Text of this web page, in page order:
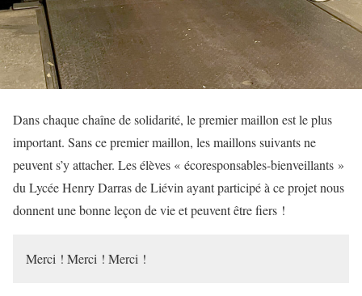
Dans chaque chaîne de solidarité, le premier maillon est le plus
important. Sans ce premier maillon, les maillons suivants ne
peuvent s’y attacher. Les élèves « écoresponsables-bienveillants »
du Lycée Henry Darras de Liévin ayant participé à ce projet nous
donnent une bonne leçon de vie et peuvent être fiers !
Merci ! Merci ! Merci !